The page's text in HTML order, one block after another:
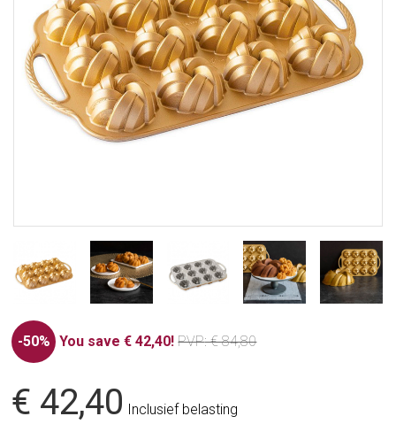
-50% You save € 42,40! PVP: € 84,80
€ 42,40 Inclusief belasting